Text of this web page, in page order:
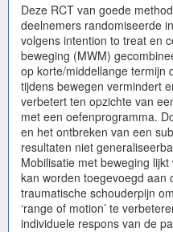
Deze RCT van goede
deelnemers randomiseerde
volgens intention to treat en
beweging (MWM)
op korte/middellange termijn
tijdens bewegen vermindert
verbetert ten opzichte van
met een oefenprogramma.
en het ontbreken van een
resultaten niet
Mobilisatie met beweging
kan worden toegevoegd aan
traumatische schouderpijn
‘range of motion’ te
individuele respons van de